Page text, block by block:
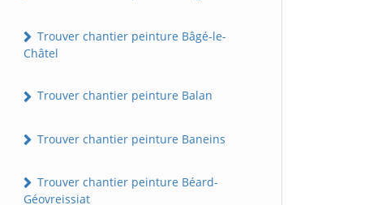
Trouver chantier peinture Bâgé-le-
Châtel
Trouver chantier peinture Balan
Trouver chantier peinture Baneins
Trouver chantier peinture Béard-
Géovreissiat